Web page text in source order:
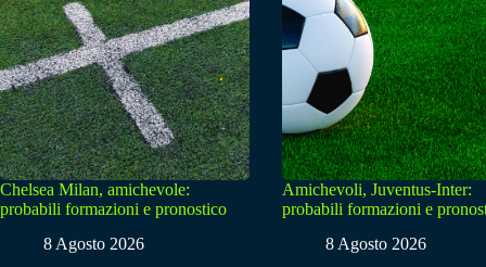
Chelsea Milan, amichevole:
probabili formazioni e pronostico
8 Agosto 2026
Amichevoli, Juventus-Inter:
probabili formazioni e
8 Agosto 2026